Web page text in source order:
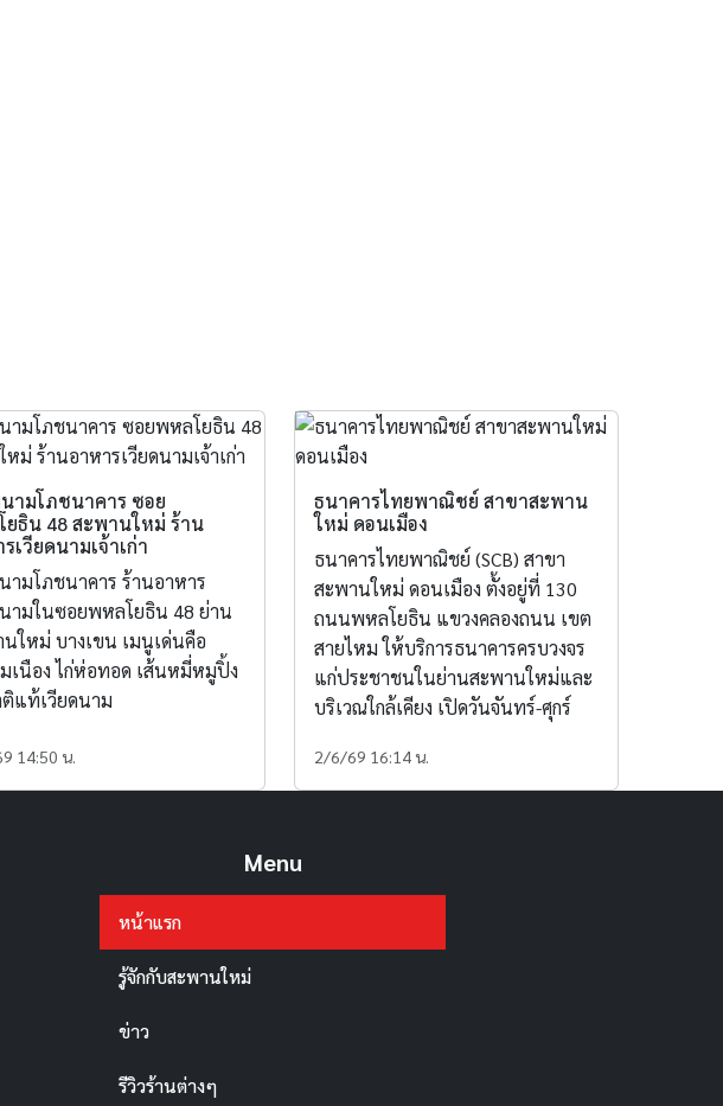
นามโภชนาคาร ซอย
ยธิน 48 สะพานใหม่ ร้าน
เวียดนามเจ้าเก่า
ามโภชนาคาร ร้านอาหาร
นามในซอยพหลโยธิน 48 ย่าน
ใหม่ บางเขน เมนูเด่นคือ
เนือง ไก่ห่อทอด เส้นหมี่หมูปิ้ง
แท้เวียดนาม
14:50 น.
ธนาคารไทยพาณิชย์ สาขาสะพาน
ใหม่ ดอนเมือง
ธนาคารไทยพาณิชย์ (SCB) สาขา
สะพานใหม่ ดอนเมือง ตั้งอยู่ที่ 130
ถนนพหลโยธิน แขวงคลองถนน เขต
สายไหม ให้บริการธนาคารครบวงจร
แก่ประชาชนในย่านสะพานใหม่และ
บริเวณใกล้เคียง เปิดวันจันทร์-ศุกร์
2/6/69 16:14 น.
Menu
หน้าแรก
รู้จักกับสะพานใหม่
ข่าว
รีวิวร้านต่างๆ